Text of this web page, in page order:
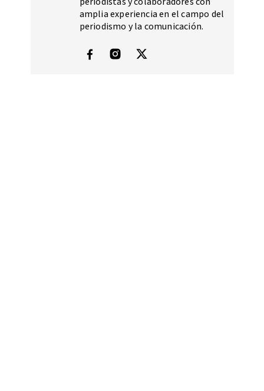
amplia experiencia en el campo del
periodismo y la comunicación.